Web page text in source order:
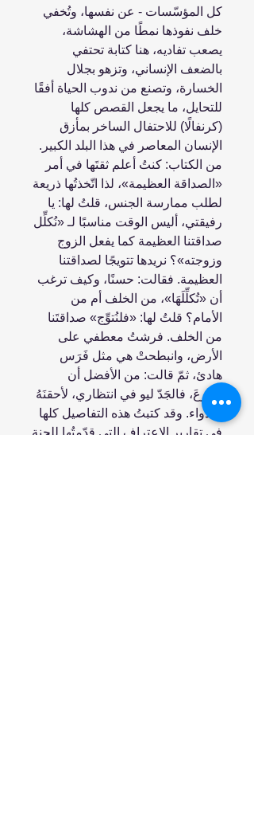
كل المؤسّسات - عن نفسها، وتُخفي
خلف نفوذها نمطًا من الهشاشة،
يصعب تفاديه، هنا كتابة تحتفي
بالضعف الإنساني، وتزهو بجلال
الخسارة، وتصنع من ندوب الحياة أفقًا
للتحايل، ما يجعل القصص كلها
(كرنفالًا) للاحتفال الساخر بمأزق
الإنسان المعاصر في هذا البلد الكبير.
من الكتاب: كنتُ أعلم ثقتَها في أمر
«الصداقة العظيمة»، لذا اتّخذتُها ذريعة
لطلب ممارسة الجنس، قلتُ لها: يا
رفيقتي، أليس الوقت مناسبًا لـ «نُكلِّل
صداقتنا العظيمة كما يفعل الزوج
وزوجته»؟ نريدها تتويجًا لصداقتنا
العظيمة. فقالت: حسنًا، وكيف ترغب
أن «تُكلِّلَهَا»، من الخلف أم من
الأمام؟ قلتُ لها: «فلنُتوِّج» صداقتَنا
من الخلف. فرشتُ معطفي على
الأرض، وانبطحتْ هي مثل فَرَس
هادئ، ثمّ قالت: من الأفضل أن
تُسرِعَ، فالجَدّ ليو في انتظاري، لأحقنَهُ
بالدواء. وقد كتبتُ هذه التفاصيل كلها
في تقارير الاعتراف التي قدّمتُها للجنة